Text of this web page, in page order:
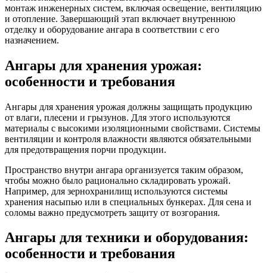
монтаж инженерных систем, включая освещение, вентиляцию
и отопление. Завершающий этап включает внутреннюю
отделку и оборудование ангара в соответствии с его
назначением.
Ангары для хранения урожая:
особенности и требования
Ангары для хранения урожая должны защищать продукцию
от влаги, плесени и грызунов. Для этого используются
материалы с высокими изоляционными свойствами. Системы
вентиляции и контроля влажности являются обязательными
для предотвращения порчи продукции.
Пространство внутри ангара организуется таким образом,
чтобы можно было рационально складировать урожай.
Например, для зернохранилищ используются системы
хранения насыпью или в специальных бункерах. Для сена и
соломы важно предусмотреть защиту от возгорания.
Ангары для техники и оборудования:
особенности и требования